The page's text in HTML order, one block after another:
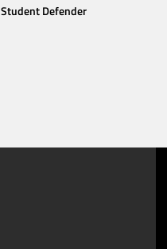
Student Defender